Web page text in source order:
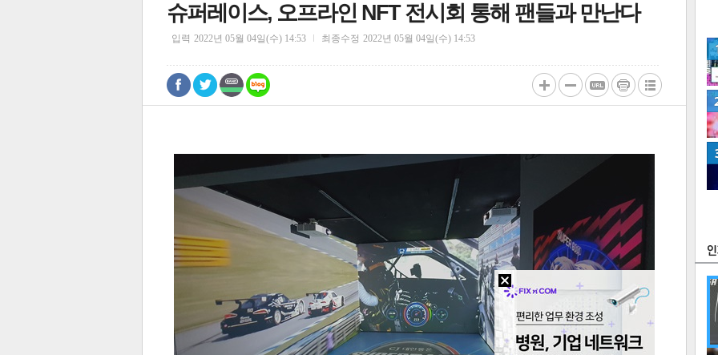
로그 즐겨찾기
스포츠 라이프 포토
만화
슈퍼레이스, 오프라인 NFT 전시회 통해 팬들과 만난다
입력 2022년 05월 04일(수) 14:53 최종수정 2022년 05월 04일(수) 14:53
0